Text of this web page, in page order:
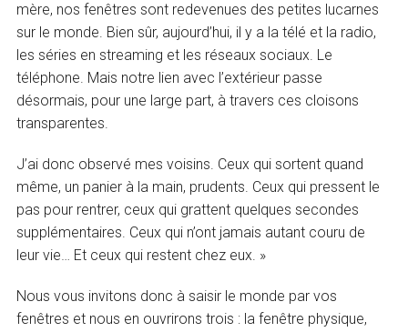
mère, nos fenêtres sont redevenues des petites lucarnes
sur le monde. Bien sûr, aujourd’hui, il y a la télé et la radio,
les séries en streaming et les réseaux sociaux. Le
téléphone. Mais notre lien avec l’extérieur passe
désormais, pour une large part, à travers ces cloisons
transparentes.
J’ai donc observé mes voisins. Ceux qui sortent quand
même, un panier à la main, prudents. Ceux qui pressent le
pas pour rentrer, ceux qui grattent quelques secondes
supplémentaires. Ceux qui n’ont jamais autant couru de
leur vie… Et ceux qui restent chez eux. »
Nous vous invitons donc à saisir le monde par vos
fenêtres et nous en ouvrirons trois : la fenêtre physique,